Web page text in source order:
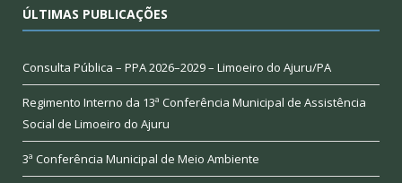
ÚLTIMAS PUBLICAÇÕES
Consulta Pública – PPA 2026–2029 – Limoeiro do Ajuru/PA
Regimento Interno da 13ª Conferência Municipal de Assistência
Social de Limoeiro do Ajuru
3ª Conferência Municipal de Meio Ambiente